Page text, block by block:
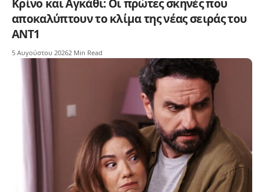
Κρίνο και Αγκάθι: Οι πρώτες σκηνές που
αποκαλύπτουν το κλίμα της νέας σειράς του
ΑΝΤ1
5 Αυγούστου 20262 Min Read